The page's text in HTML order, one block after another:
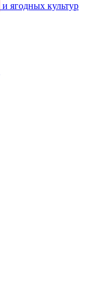
и ягодных культур